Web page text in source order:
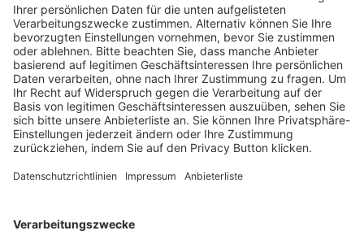
Trainerausbildung
Schulungsangebot Vereinsmitarbeiter
BFV-Geschäftsstellen
Trainerbörse
Login SpielPlus
FOLGE DEM BFV